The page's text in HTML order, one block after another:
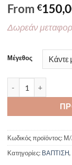
From €
Δωρεάν
Μέγεθος
Κωδικός προϊόντος:
Κατηγορίες: ΒΑΠΤΙΣΗ,